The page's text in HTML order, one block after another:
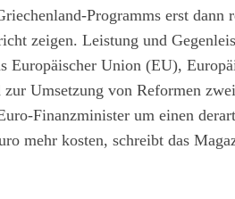
Programms erst dann
zeigen. Leistung und
Europäischer Union (EU),
Umsetzung von Reformen
Finanzminister um einen
mehr kosten, schreibt das